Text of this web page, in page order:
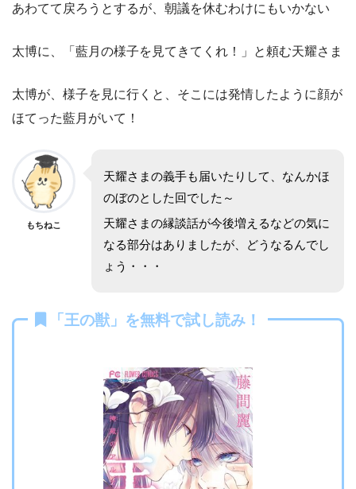
あわてて戻ろうとするが、朝議を休むわけにもいかない
太博に、「藍月の様子を見てきてくれ！」と頼む天耀さま
太博が、様子を見に行くと、そこには発情したように顔が
ほてった藍月がいて！
もちねこ
天耀さまの義手も届いたりして、なんかほ
のぼのとした回でした～
天耀さまの縁談話が今後増えるなどの気に
なる部分はありましたが、どうなるんでし
ょう・・・
「王の獣」を無料で試し読み！